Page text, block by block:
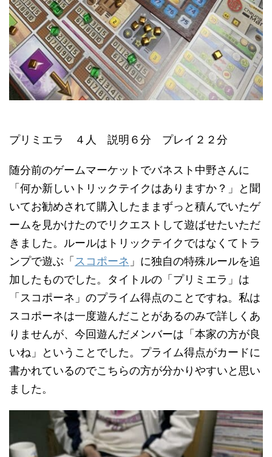
プリミエラ ４人 説明６分 プレイ２２分
随分前のゲームマーケットでバネスト中野さんに
「何か新しいトリックテイクはありますか？」と聞
いてお勧めされて購入したままずっと積んでいたゲ
ームを見かけたのでリクエストして遊ばせたいただ
きました。ルールはトリックテイクではなくてトラ
ンプで遊ぶ「 スコポーネ 」に独自の特殊ルールを追
加したものでした。タイトルの「プリミエラ」は
「スコポーネ」のプライム得点のことですね。私は
スコポーネは一度遊んだことがあるのみで詳しくあ
りませんが、今回遊んだメンバーは「本家の方が良
いね」ということでした。プライム得点がカードに
書かれているのでこちらの方が分かりやすいと思い
ました。